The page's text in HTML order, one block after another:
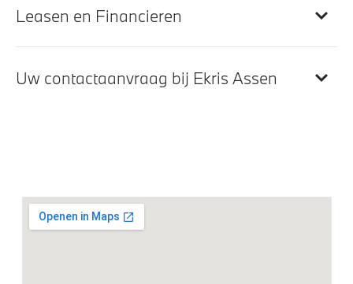
BMW Head-Up Display
DAB-tuner
Leasen en Financieren
Uw contactaanvraag bij Ekris Assen